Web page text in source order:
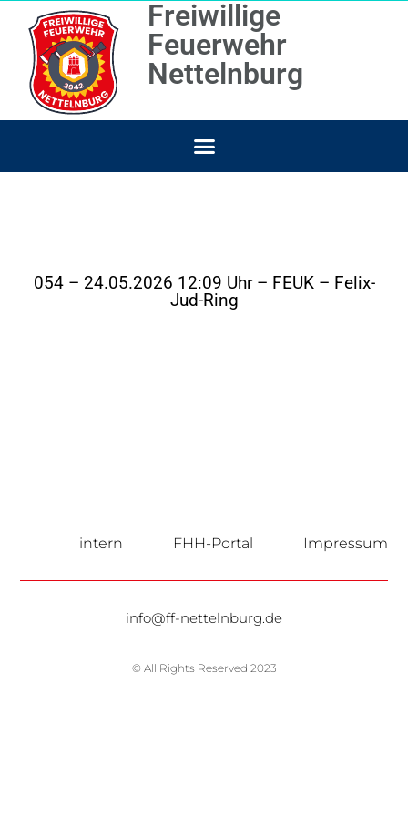
Freiwillige
Feuerwehr
Nettelnburg
054 – 24.05.2026 12:09 Uhr – FEUK – Felix-
Jud-Ring
intern FHH-Portal Impressum
info@ff-nettelnburg.de
© All Rights Reserved 2023